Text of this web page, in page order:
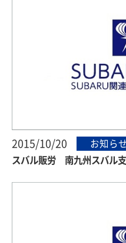
2015/10/20
お知ら
スバル販労 南九州スバル